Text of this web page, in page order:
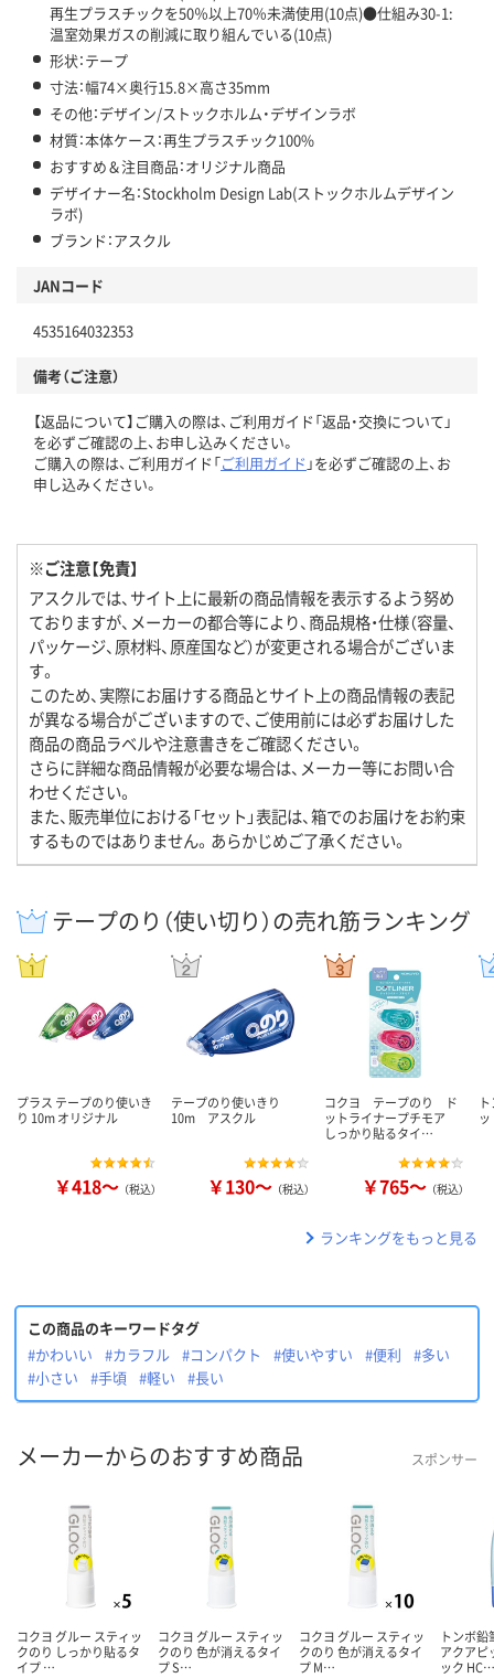
再生プラスチックを50％以上70％未満使用(10点)●仕組み30-1:
温室効果ガスの削減に取り組んでいる(10点)
形状：テープ
寸法：幅74×奥行15.8×高さ35mm
その他：デザイン/ストックホルム・デザインラボ
材質：本体ケース：再生プラスチック100%
おすすめ＆注目商品：オリジナル商品
デザイナー名：Stockholm Design Lab(ストックホルムデザイン
ラボ)
ブランド：アスクル
JANコード
4535164032353
備考（ご注意）
【返品について】ご購入の際は、ご利用ガイド「返品・交換について」
を必ずご確認の上、お申し込みください。
ご購入の際は、ご利用ガイド「ご利用ガイド 」を必ずご確認の上、お
申し込みください。
※ご注意【免責】
アスクルでは、サイト上に最新の商品情報を表示するよう努め
ておりますが、メーカーの都合等により、商品規格・仕様（容量、
パッケージ、原材料、原産国など）が変更される場合がございま
す。
このため、実際にお届けする商品とサイト上の商品情報の表記
が異なる場合がございますので、ご使用前には必ずお届けした
商品の商品ラベルや注意書きをご確認ください。
さらに詳細な商品情報が必要な場合は、メーカー等にお問い合
わせください。
また、販売単位における「セット」表記は、箱でのお届けをお約束
するものではありません。あらかじめご了承ください。
テープのり（使い切り）の売れ筋ランキング
プラス テープのり使いき
り 10m オリジナル
￥418～ （税込）
テープのり使いきり
10m アスクル
￥130～ （税込）
コクヨ テープのり ド
ットライナープチモア
しっかり貼るタイ…
￥765～ （税込）
ランキングをもっと見る
この商品のキーワードタグ
#かわいい
#カラフル #コンパクト #使いやすい #便利
#多い
#小さい
#手頃 #軽い #長い
メーカーからのおすすめ商品 スポンサー
コクヨ グルー スティッ
クのり しっかり貼るタ
イプ …
コクヨ グルー スティッ
クのり 色が消えるタイ
プ S…
コクヨ グルー スティッ
クのり 色が消えるタイ
プ M…
トンボ
アクア
ック HC…